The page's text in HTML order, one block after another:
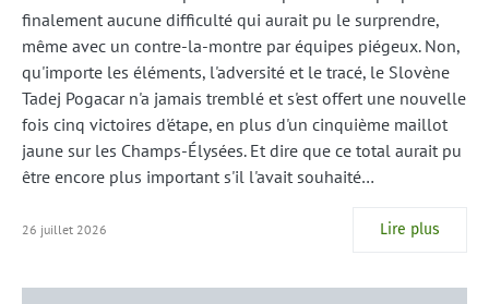
finalement aucune difficulté qui aurait pu le surprendre,
même avec un contre-la-montre par équipes piégeux. Non,
qu'importe les éléments, l'adversité et le tracé, le Slovène
Tadej Pogacar n'a jamais tremblé et s'est offert une nouvelle
fois cinq victoires d'étape, en plus d'un cinquième maillot
jaune sur les Champs-Élysées. Et dire que ce total aurait pu
être encore plus important s'il l'avait souhaité…
26 juillet 2026 Lire plus